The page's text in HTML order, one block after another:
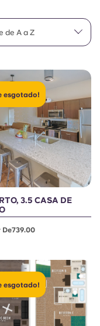
de A a Z
esgotado!
3.5 CASA DE
esgotado!